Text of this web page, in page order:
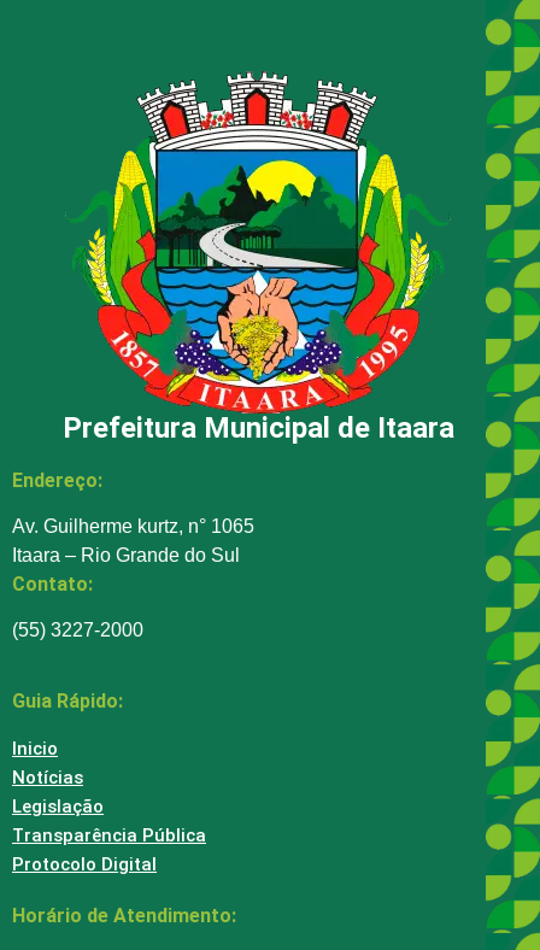
Prefeitura Municipal de Itaara
Endereço:
Av. Guilherme kurtz, n° 1065
Itaara – Rio Grande do Sul
Contato:
(55) 3227-2000
Guia Rápido:
Inicio
Notícias
Legislação
Transparência Pública
Protocolo Digital
Horário de Atendimento: